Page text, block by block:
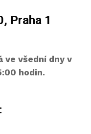
Praha 1
ve všední dny v
hodin.